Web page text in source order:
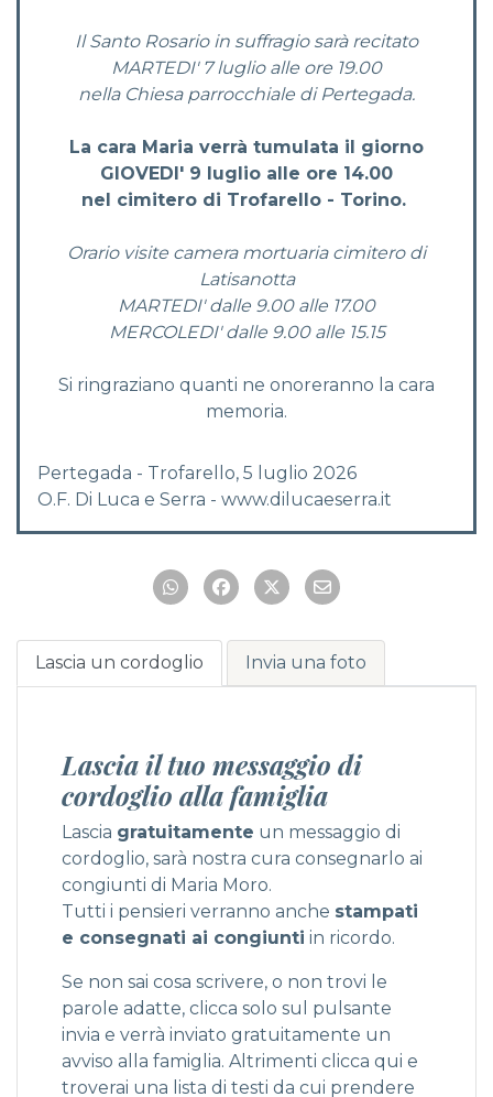
Il Santo Rosario in suffragio sarà recitato
MARTEDI' 7 luglio alle ore 19.00
nella Chiesa parrocchiale di Pertegada.
La cara Maria verrà tumulata il giorno
GIOVEDI' 9 luglio alle ore 14.00
nel cimitero di Trofarello - Torino.
Orario visite camera mortuaria cimitero di
Latisanotta
MARTEDI' dalle 9.00 alle 17.00
MERCOLEDI' dalle 9.00 alle 15.15
Si ringraziano quanti ne onoreranno la cara
memoria.
Pertegada - Trofarello, 5 luglio 2026
O.F. Di Luca e Serra - www.dilucaeserra.it
Lascia un cordoglio Invia una foto
Lascia il tuo messaggio di
cordoglio alla famiglia
Lascia gratuitamente un messaggio di
cordoglio, sarà nostra cura consegnarlo ai
congiunti di Maria Moro.
Tutti i pensieri verranno anche stampati
e consegnati ai congiunti in ricordo.
Se non sai cosa scrivere, o non trovi le
parole adatte, clicca solo sul pulsante
invia e verrà inviato gratuitamente un
avviso alla famiglia. Altrimenti clicca qui e
troverai una lista di testi da cui prendere